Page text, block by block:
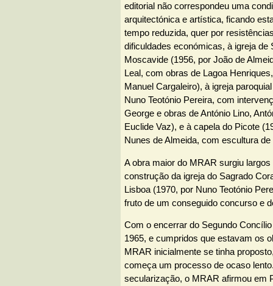
editorial não correspondeu uma
arquitectónica e artística, ficando
tempo reduzida, quer por
dificuldades económicas, à igreja de
Moscavide (1956, por João de
Leal, com obras de Lagoa
Manuel Cargaleiro), à igreja
Nuno Teotónio Pereira, com
George e obras de António Lino,
Euclide Vaz), e à capela do Picote
Nunes de Almeida, com escultura
A obra maior do MRAR surgiu
construção da igreja do Sagrado
Lisboa (1970, por Nuno Teotónio
fruto de um conseguido concurso e
Com o encerrar do Segundo
1965, e cumpridos que estavam os
MRAR inicialmente se tinha
começa um processo de ocaso
secularização, o MRAR afirmou em